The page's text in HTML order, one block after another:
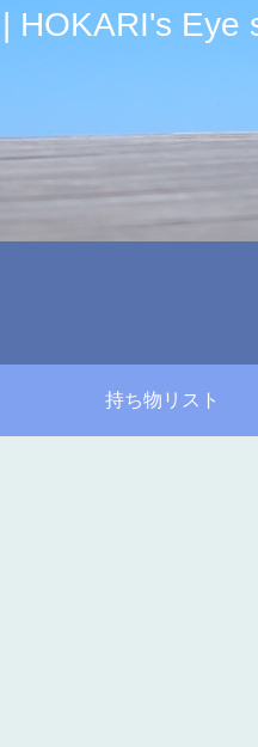
| HOKARI's Eye
持ち物リスト